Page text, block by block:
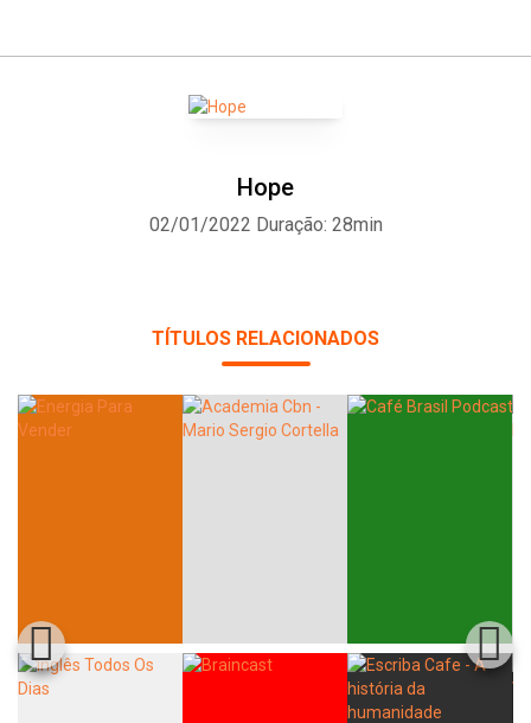
Hope
02/01/2022 Duração: 28min
TÍTULOS RELACIONADOS